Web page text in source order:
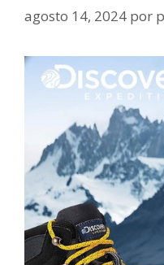
agosto 14, 2024 por